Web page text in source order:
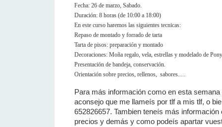
Fecha: 26 de marzo, Sabado.
Duración: 8 horas (de 10:00 a 18:00)
En este curso haremos las siguientes tecnicas:
Repaso de montado y forrado de tarta
Tarta de pisos: preparación y montado
Decoraciones: Moña regalo, vela, estrellas y modelado de
Presentación de bandeja, conservación.
Orientación sobre precios, rellenos, sabores.....
Para más información como en esta
aconsejo que me llameís por tlf a mis tlf, o
652826657. Tambien teneís más
precios y demás y como podeís apartar